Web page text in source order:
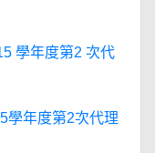
學年度第2 次代
學年度第2次代理